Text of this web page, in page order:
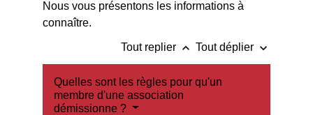
Nous vous présentons les informations à
connaître.
Tout replier keyboard_arrow_up Tout déplier keyboard_arrow_down
Quelles sont les règles pour qu'un
membre d'une association
démissionne ?